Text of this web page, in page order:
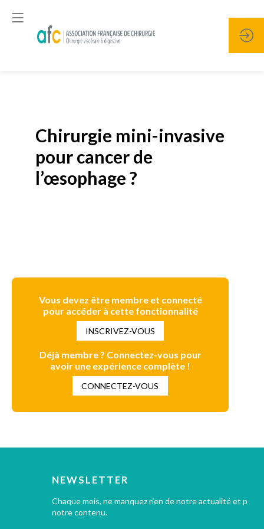
Chirurgie mini-invasive
pour cancer de
l’œsophage ?
Vous devez être membre et connecté
pour accéder à cette fonctionnalité
INSCRIVEZ-VOUS
Déjà membre ? Connectez-vous pour
avoir une expérience complète !
CONNECTEZ-VOUS
NEWSLETTER
Chaque mois, ne manquez rien de notre actualité et
notre contenu.